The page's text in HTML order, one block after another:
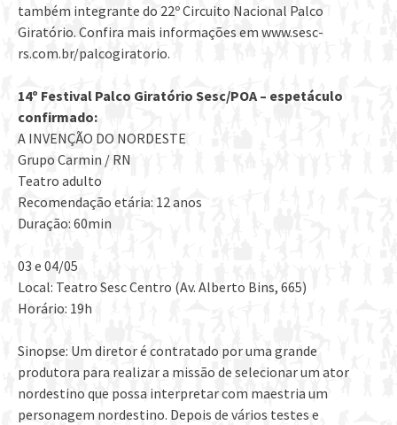
também integrante do 22º Circuito Nacional Palco
Giratório. Confira mais informações em www.sesc-
rs.com.br/palcogiratorio.
14º Festival Palco Giratório Sesc/POA – espetáculo
confirmado:
A INVENÇÃO DO NORDESTE
Grupo Carmin / RN
Teatro adulto
Recomendação etária: 12 anos
Duração: 60min
03 e 04/05
Local: Teatro Sesc Centro (Av. Alberto Bins, 665)
Horário: 19h
Sinopse: Um diretor é contratado por uma grande
produtora para realizar a missão de selecionar um ator
nordestino que possa interpretar com maestria um
personagem nordestino. Depois de vários testes e